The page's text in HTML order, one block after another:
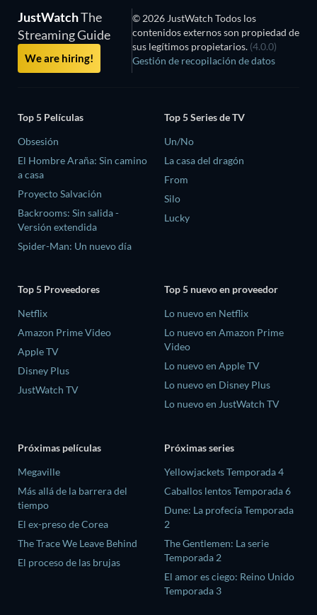
JustWatchThe
Streaming Guide
We are hiring!
© 2026 JustWatch Todos los
contenidos externos son propiedad de
sus legítimos propietarios. (4.0.0)
Gestión de recopilación de datos
Top 5 Películas
Obsesión
El Hombre Araña: Sin camino
a casa
Proyecto Salvación
Backrooms: Sin salida -
Versión extendida
Spider-Man: Un nuevo día
Top 5 Series de TV
Un/No
La casa del dragón
From
Silo
Lucky
Top 5 Proveedores
Netflix
Amazon Prime Video
Apple TV
Disney Plus
JustWatch TV
Top 5 nuevo en proveedor
Lo nuevo en Netflix
Lo nuevo en Amazon Prime
Video
Lo nuevo en Apple TV
Lo nuevo en Disney Plus
Lo nuevo en JustWatch TV
Próximas películas
Megaville
Más allá de la barrera del
tiempo
El ex-preso de Corea
The Trace We Leave Behind
El proceso de las brujas
Próximas series
Yellowjackets Temporada 4
Caballos lentos Temporada 6
Dune: La profecía Temporada
2
The Gentlemen: La serie
Temporada 2
El amor es ciego: Reino Unido
Temporada 3